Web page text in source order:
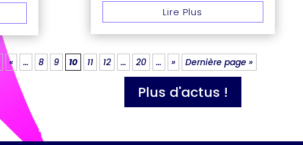
Lire Plus
« … 8 9 10 11 12 … 20 … » Dernière page »
Plus d'actus !